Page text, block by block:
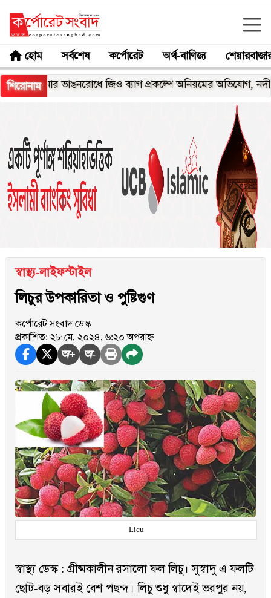
হোম সর্বশেষ কর্পোরেট অর্থ-বাণিজ্য
শিরোনাম
ভাঙনরোধে জিও ব্যাগ প্রকল্পে অনিয়মের অভিযোগ, নদীরকূলে
স্বাস্থ্য-লাইফস্টাইল
লিচুর উপকারিতা ও পুষ্টিগুণ
কর্পোরেট সংবাদ ডেস্ক
প্রকাশিত: ২৮ মে, ২০২৪, ৬:২০ অপরাহ্ন
অ+ অ-
Licu
স্বাস্থ্য ডেস্ক : গ্রীষ্মকালীন রসালো ফল লিচু। সুস্বাদু এ ফলটি
ছোট-বড় সবারই বেশ পছন্দ। লিচু শুধু স্বাদেই ভরপুর নয়,